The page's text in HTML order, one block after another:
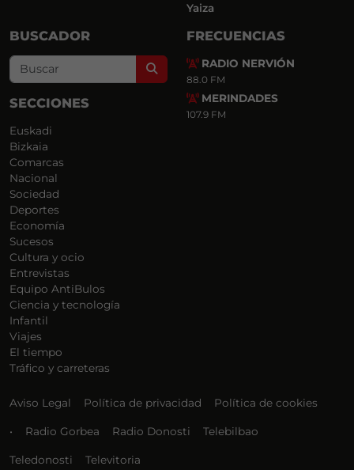
Yaiza
BUSCADOR
Search
SECCIONES
Euskadi
Bizkaia
Comarcas
Nacional
Sociedad
Deportes
Economía
Sucesos
Cultura y ocio
Entrevistas
Equipo AntiBulos
Ciencia y tecnología
Infantil
Viajes
El tiempo
Tráfico y carreteras
FRECUENCIAS
RADIO NERVIÓN
88.0 FM
MERINDADES
107.9 FM
Aviso Legal Política de privacidad Política de cookies
• Radio Gorbea Radio Donosti Telebilbao
Teledonosti Televitoria